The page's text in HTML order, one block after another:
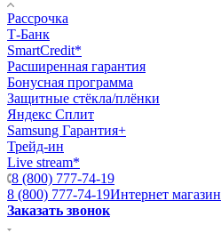
Рассрочка
Т-Банк
SmartCredit*
Расширенная гарантия
Бонусная программа
Защитные стёкла/плёнки
Яндекс Сплит
Samsung Гарантия+
Трейд-ин
Live stream*
8 (800) 777-74-19
8 (800) 777-74-19Интернет магазин
Заказать звонок